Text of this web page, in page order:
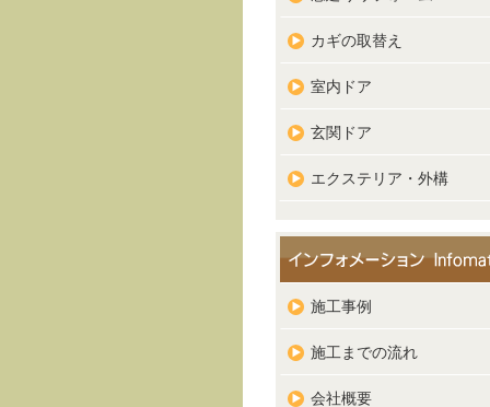
カギの取替え
室内ドア
玄関ドア
エクステリア・外構
施工事例
施工までの流れ
会社概要